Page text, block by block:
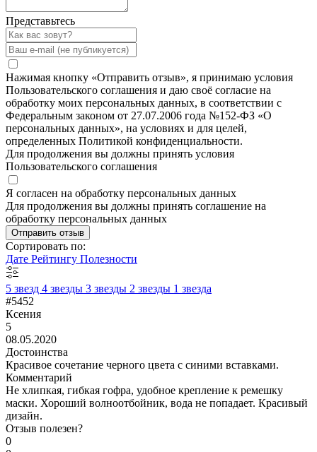
Представьтесь
Нажимая кнопку «Отправить отзыв», я принимаю условия
Пользовательского соглашения и даю своё согласие на
обработку моих персональных данных, в соответствии с
Федеральным законом от 27.07.2006 года №152-ФЗ «О
персональных данных», на условиях и для целей,
определенных Политикой конфиденциальности.
Для продолжения вы должны принять условия
Пользовательского соглашения
Я согласен на обработку персональных данных
Для продолжения вы должны принять соглашение на
обработку персональных данных
Отправить отзыв
Сортировать по:
Дате Рейтингу Полезности
5 звезд 4 звезды 3 звезды 2 звезды 1 звезда
#5452
Ксения
5
08.05.2020
Достоинства
Красивое сочетание черного цвета с синими вставками.
Комментарий
Не хлипкая, гибкая гофра, удобное крепление к ремешку
маски. Хороший волноотбойник, вода не попадает. Красивый
дизайн.
Отзыв полезен?
0